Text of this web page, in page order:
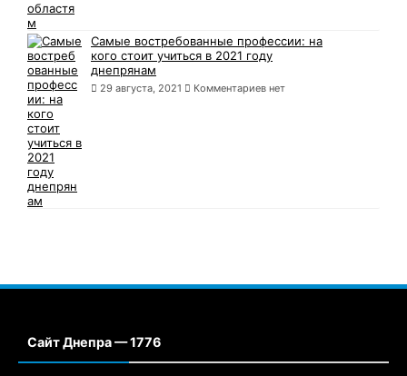
Самые востребованные профессии: на
кого стоит учиться в 2021 году
днепрянам
29 августа, 2021 Комментариев нет
Сайт Днепра — 1776